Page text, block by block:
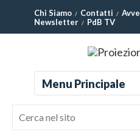
Chi Siamo Contatti
Newsletter
PdB TV